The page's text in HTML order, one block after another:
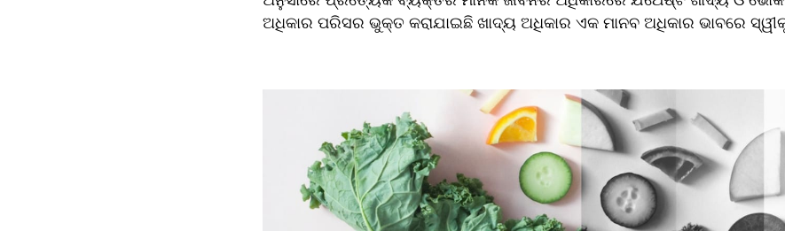
ଅଧିକାର ପରିସର ଭୁକ୍ତ କରାଯାଇଛି ଖାଦ୍ୟ ଅଧିକାର ଏକ ମାନବ ଅଧିକାର ଭାବରେ